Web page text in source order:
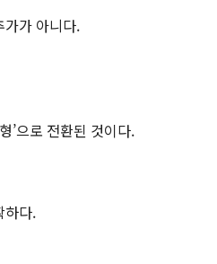
가가 아니다.
’으로 전환된 것이다.
하다.